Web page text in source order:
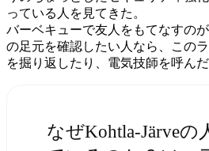
っている人を見てきた。
バーベキューで友人をもてなすの
の足元を確認したい人なら、この
を掘り返したり、電気技師を呼ん
なぜKohtla-Järveの